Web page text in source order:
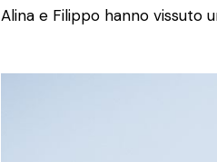
Alina e Filippo hanno vissuto